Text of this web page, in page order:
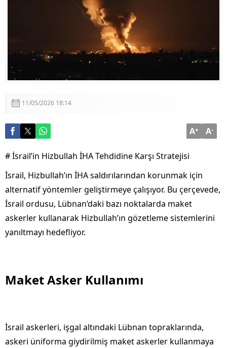
Adalet Bakanı Akın Gürlek: “Terörsüz Türkiye 86
Milyonun Ortak Hedefidir”
11/05/2026 18:14
A+ A-
# İsrail’in Hizbullah İHA Tehdidine Karşı Stratejisi
İsrail, Hizbullah’ın İHA saldırılarından korunmak için
alternatif yöntemler geliştirmeye çalışıyor. Bu çerçevede,
İsrail ordusu, Lübnan’daki bazı noktalarda maket
askerler kullanarak Hizbullah’ın gözetleme sistemlerini
yanıltmayı hedefliyor.
Maket Asker Kullanımı
İsrail askerleri, işgal altındaki Lübnan topraklarında,
askeri üniforma giydirilmiş maket askerler kullanmaya